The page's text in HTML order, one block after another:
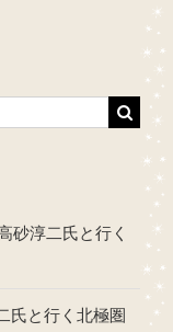
砂淳二氏と行く
氏と行く北極圏